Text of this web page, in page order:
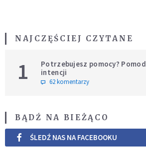
NAJCZĘŚCIEJ CZYTANE
1
Potrzebujesz pomocy?
intencji
62 komentarzy
BĄDŹ NA BIEŻĄCO
ŚLEDŹ NAS NA FACEBOOKU